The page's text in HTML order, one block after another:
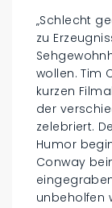
„Schlecht
zu
wollen. Tim
kurzen
der
zelebriert.
Humor
Conway
unbeholfen